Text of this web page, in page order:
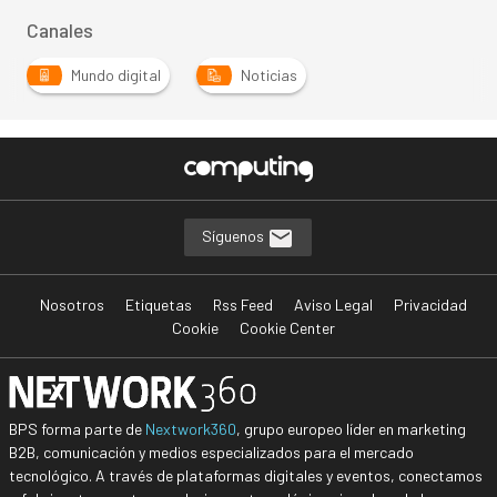
Canales
Mundo digital Noticias
Síguenos
Nosotros Etiquetas Rss Feed Aviso Legal
Privacidad
Cookie
Cookie Center
BPS forma parte de Nextwork360, grupo europeo líder en marketing
B2B, comunicación y medios especializados para el mercado
tecnológico. A través de plataformas digitales y eventos, conectamos